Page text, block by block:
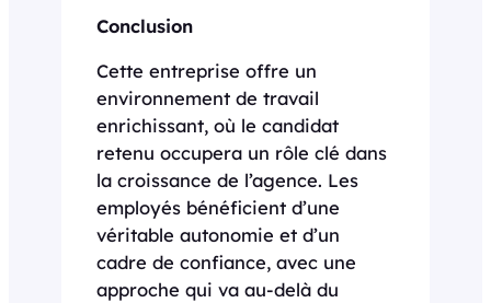
Conclusion
Cette entreprise offre un
environnement de travail
enrichissant, où le candidat
retenu occupera un rôle clé dans
la croissance de l’agence. Les
employés bénéficient d’une
véritable autonomie et d’un
cadre de confiance, avec une
approche qui va au-delà du